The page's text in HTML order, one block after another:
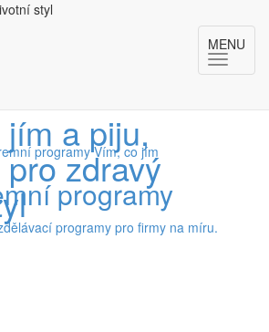
styl
MENU
programy
programy pro firmy na míru.